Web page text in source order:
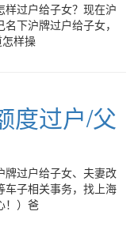
过户给子女？现在沪
下沪牌过户给子女，
样操
度过户/父
牌过户给子女、夫妻改
车子相关事务，找上海
！）爸